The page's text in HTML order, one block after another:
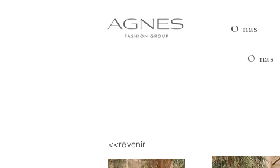
O nas
O nas
<<revenir